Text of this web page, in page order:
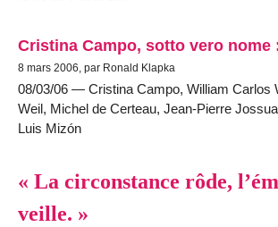
Cristina Campo, sotto vero nome
8 mars 2006, par Ronald Klapka
08/03/06 — Cristina Campo, William Carlos
Weil, Michel de Certeau, Jean-Pierre
Luis Mizón
« La circonstance rôde,
veille. »